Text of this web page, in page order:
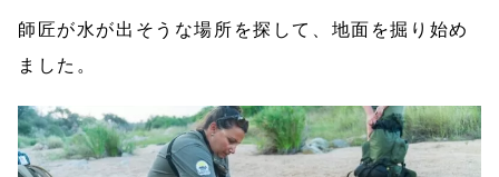
師匠が水が出そうな場所を探して、地面を掘り始め
ました。